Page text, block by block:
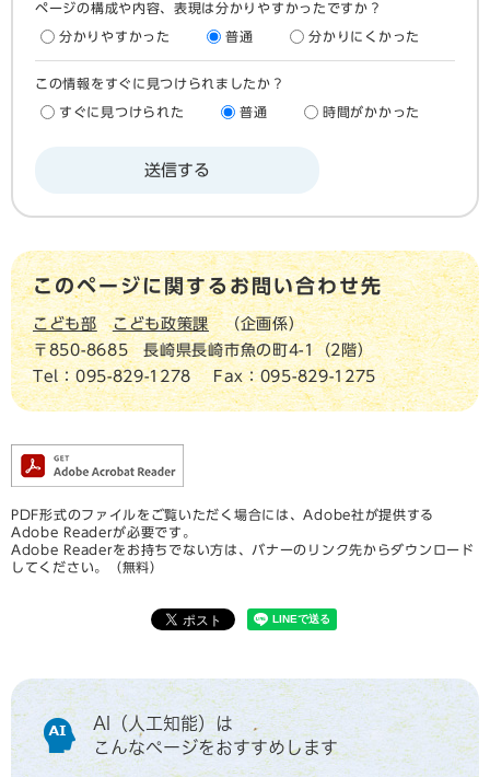
ページの構成や内容、表現は分かりやすかったですか？
分かりやすかった 普通 分かりにくかった
この情報をすぐに見つけられましたか？
すぐに見つけられた 普通 時間がかかった
このページに関するお問い合わせ先
こども部 こども政策課
企画係
〒850-8685
長崎県長崎市魚の町4-1（2階）
Tel：095-829-1278
Fax：095-829-1275
PDF形式のファイルをご覧いただく場合には、Adobe社が提供する
Adobe Readerが必要です。
Adobe Readerをお持ちでない方は、バナーのリンク先からダウンロード
してください。（無料）
AI（人工知能）は
こんなページをおすすめします